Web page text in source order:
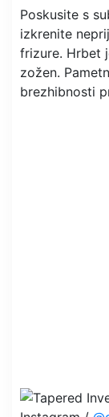
Poskusite s
izkrenite
frizure. Hrbet
zožen.
brezhibnosti